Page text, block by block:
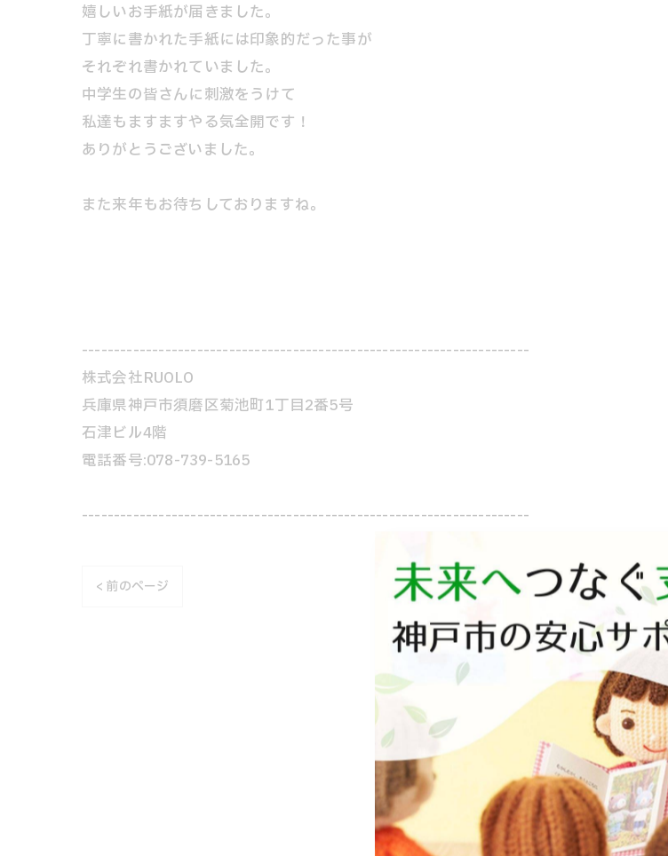
嬉しいお手紙が届きました。
丁寧に書かれた手紙には印象的だった事が
それぞれ書かれていました。
中学生の皆さんに刺激をうけて
私達もますますやる気全開です！
ありがとうございました。
また来年もお待ちしておりますね。
----------------------------------------------------------------------
株式会社RUOLO
兵庫県神戸市須磨区菊池町1丁目2番5号
石津ビル4階
電話番号:078-739-5165
----------------------------------------------------------------------
< 前のページ 一覧に戻る